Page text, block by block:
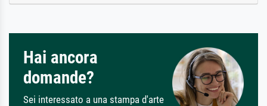
Hai ancora
domande?
Sei interessato a una stampa d'arte